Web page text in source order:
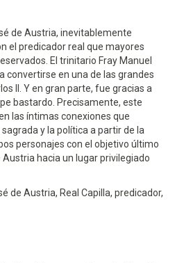
de Austria, inevitablemente
el predicador real que mayores
El trinitario Fray Manuel
convertirse en una de las grandes
II. Y en gran parte, fue gracias a
bastardo. Precisamente, este
las íntimas conexiones que
y la política a partir de la
personajes con el objetivo último
hacia un lugar privilegiado
de Austria, Real Capilla, predicador,